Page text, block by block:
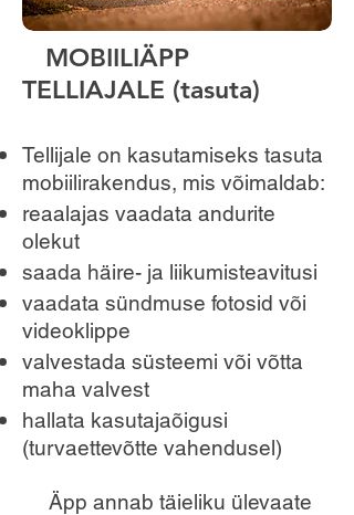
MOBIILIÄPP
TELLIAJALE (tasuta)
Tellijale on kasutamiseks tasuta
mobiilirakendus, mis võimaldab:
reaalajas vaadata andurite
olekut
saada häire- ja liikumisteavitusi
vaadata sündmuse fotosid või
videoklippe
valvestada süsteemi või võtta
maha valvest
hallata kasutajaõigusi
(turvaettevõtte vahendusel)
Äpp annab täieliku ülevaate